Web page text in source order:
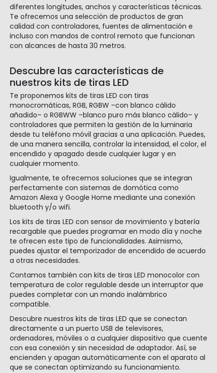
diferentes longitudes, anchos y características técnicas.
Te ofrecemos una selección de productos de gran
calidad con controladores, fuentes de alimentación e
incluso con mandos de control remoto que funcionan
con alcances de hasta 30 metros.
Descubre las características de
nuestros kits de tiras LED
Te proponemos kits de tiras LED con tiras
monocromáticas, RGB, RGBW –con blanco cálido
añadido– o RGBWW –blanco puro más blanco cálido– y
controladores que permiten la gestión de la luminaria
desde tu teléfono móvil gracias a una aplicación. Puedes,
de una manera sencilla, controlar la intensidad, el color, el
encendido y apagado desde cualquier lugar y en
cualquier momento.
Igualmente, te ofrecemos soluciones que se integran
perfectamente con sistemas de domótica como
Amazon Alexa y Google Home mediante una conexión
bluetooth y/o wifi.
Los kits de tiras LED con sensor de movimiento y batería
recargable que puedes programar en modo día y noche
te ofrecen este tipo de funcionalidades. Asimismo,
puedes ajustar el temporizador de encendido de acuerdo
a otras necesidades.
Contamos también con kits de tiras LED monocolor con
temperatura de color regulable desde un interruptor que
puedes completar con un mando inalámbrico
compatible.
Descubre nuestros kits de tiras LED que se conectan
directamente a un puerto USB de televisores,
ordenadores, móviles o a cualquier dispositivo que cuente
con esa conexión y sin necesidad de adaptador. Así, se
encienden y apagan automáticamente con el aparato al
que se conectan optimizando su funcionamiento.